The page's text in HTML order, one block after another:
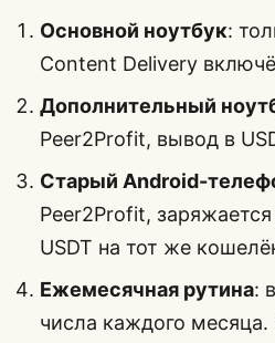
Основной ноутбук:
Content Delivery
Дополнительный
Peer2Profit, вывод в
Старый Android-
Peer2Profit,
USDT на тот же
Ежемесячная рутина:
числа каждого